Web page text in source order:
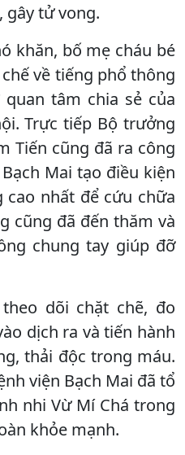
gây tử vong.
khăn, bố mẹ cháu bé
về tiếng phổ thông
tâm chia sẻ của
Trực tiếp Bộ trưởng
Tiến cũng đã ra công
Mai tạo điều kiện
nhất để cứu chữa
cũng đã đến thăm và
chung tay giúp đỡ
dõi chặt chẽ, đo
dịch ra và tiến hành
thải độc trong máu.
viện Bạch Mai đã tổ
nhi Vừ Mí Chá trong
khỏe mạnh.